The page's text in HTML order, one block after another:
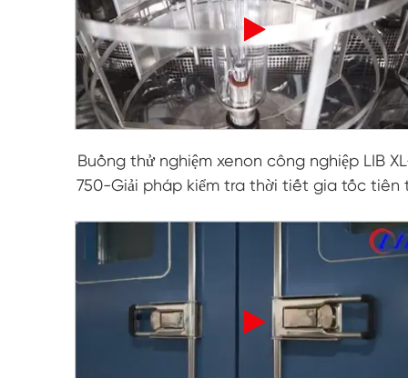
Buồng thử mưa
Buồng đi bộ
Buồng thử nghiệm đặc biệt
Thiết bị kiểm tra IP
Buồng thử nghiệm xenon công nghiệp LIB
750-Giải pháp kiểm tra thời tiết gia tốc tiên